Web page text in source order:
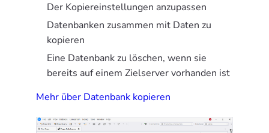
Der Kopiereinstellungen anzupassen
Datenbanken zusammen mit Daten zu
kopieren
Eine Datenbank zu löschen, wenn sie
bereits auf einem Zielserver vorhanden ist
Mehr über Datenbank kopieren